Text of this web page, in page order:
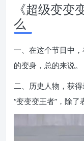
《超级变变
么
一、在这个节目中
的变身，总的来说。
二、历史人物，获
“变变变王者”，除了